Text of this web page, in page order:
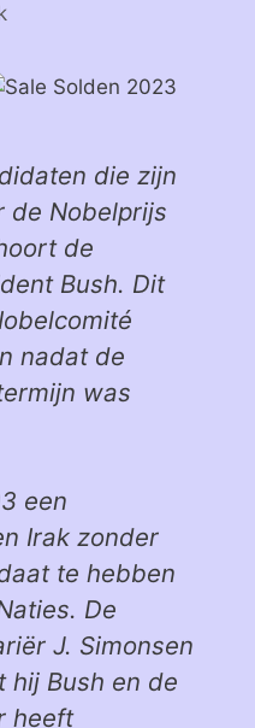
die zijn
de Nobelprijs
de
Bush. Dit
nadat de
was
een
Irak zonder
te hebben
De
J. Simonsen
Bush en de
heeft